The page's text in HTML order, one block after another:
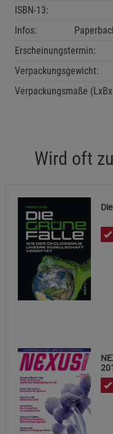
ISBN-13:
Infos:
Erscheinungstermin:
Verpackungsgewicht:
Verpackungsmaße
Wird oft